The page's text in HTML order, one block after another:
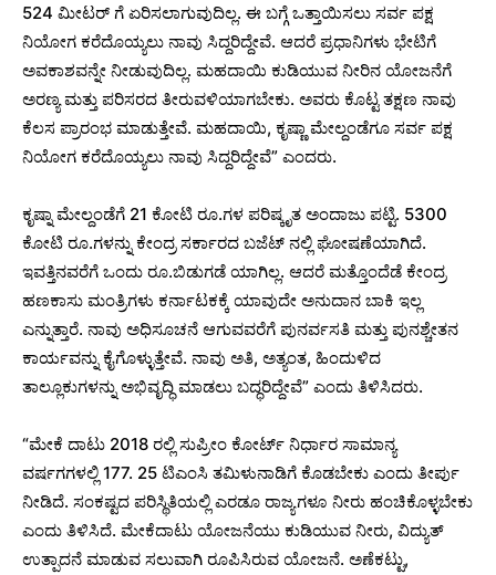
524 ಮೀಟರ್ ಗೆ ಏರಿಸಲಾಗುವುದಿಲ್ಲ. ಈ ಬಗ್ಗೆ ಒತ್ತಾಯಿಸಲು ಸರ್ವ ಪಕ್ಷ
ನಿಯೋಗ ಕರೆದೊಯ್ಯಲು ನಾವು ಸಿದ್ದರಿದ್ದೇವೆ. ಆದರೆ ಪ್ರಧಾನಿಗಳು ಭೇಟಿಗೆ
ಅವಕಾಶವನ್ನೇ ನೀಡುವುದಿಲ್ಲ. ಮಹದಾಯಿ ಕುಡಿಯುವ ನೀರಿನ ಯೋಜನೆಗೆ
ಅರಣ್ಯ ಮತ್ತು ಪರಿಸರದ ತೀರುವಳಿಯಾಗಬೇಕು. ಅವರು ಕೊಟ್ಟ ತಕ್ಷಣ ನಾವು
ಕೆಲಸ ಪ್ರಾರಂಭ ಮಾಡುತ್ತೇವೆ. ಮಹದಾಯಿ, ಕೃಷ್ಣಾ ಮೇಲ್ದಂಡೆಗೂ ಸರ್ವ ಪಕ್ಷ
ನಿಯೋಗ ಕರೆದೊಯ್ಯಲು ನಾವು ಸಿದ್ದರಿದ್ದೇವೆ” ಎಂದರು.
ಕೃಷ್ನಾ ಮೇಲ್ದಂಡೆಗೆ 21 ಕೋಟಿ ರೂ.ಗಳ ಪರಿಷ್ಕೃತ ಅಂದಾಜು ಪಟ್ಟಿ. 5300
ಕೋಟಿ ರೂ.ಗಳನ್ನು ಕೇಂದ್ರ ಸರ್ಕಾರದ ಬಜೆಟ್ ನಲ್ಲಿ ಘೋಷಣೆಯಾಗಿದೆ.
ಇವತ್ತಿನವರೆಗೆ ಒಂದು ರೂ.ಬಿಡುಗಡೆ ಯಾಗಿಲ್ಲ. ಆದರೆ ಮತ್ತೊಂದೆಡೆ ಕೇಂದ್ರ
ಹಣಕಾಸು ಮಂತ್ರಿಗಳು ಕರ್ನಾಟಕಕ್ಕೆ ಯಾವುದೇ ಅನುದಾನ ಬಾಕಿ ಇಲ್ಲ
ಎನ್ನುತ್ತಾರೆ. ನಾವು ಅಧಿಸೂಚನೆ ಆಗುವವರೆಗೆ ಪುನರ್ವಸತಿ ಮತ್ತು ಪುನಶ್ಚೇತನ
ಕಾರ್ಯವನ್ನು ಕೈಗೊಳ್ಳುತ್ತೇವೆ. ನಾವು ಅತಿ, ಅತ್ಯಂತ, ಹಿಂದುಳಿದ
ತಾಲ್ಲೂಕುಗಳನ್ನು ಅಭಿವೃದ್ಧಿ ಮಾಡಲು ಬದ್ಧರಿದ್ದೇವೆ” ಎಂದು ತಿಳಿಸಿದರು.
“ಮೇಕೆ ದಾಟು 2018 ರಲ್ಲಿ ಸುಪ್ರೀಂ ಕೋರ್ಟ್ ನಿರ್ಧಾರ ಸಾಮಾನ್ಯ
ವರ್ಷಗಗಳಲ್ಲಿ 177. 25 ಟಿಎಂಸಿ ತಮಿಳುನಾಡಿಗೆ ಕೊಡಬೇಕು ಎಂದು ತೀರ್ಪು
ನೀಡಿದೆ. ಸಂಕಷ್ಟದ ಪರಿಸ್ಥಿತಿಯಲ್ಲಿ ಎರಡೂ ರಾಜ್ಯಗಳೂ ನೀರು ಹಂಚಿಕೊಳ್ಳಬೇಕು
ಎಂದು ತಿಳಿಸಿದೆ. ಮೇಕೆದಾಟು ಯೋಜನೆಯು ಕುಡಿಯುವ ನೀರು, ವಿದ್ಯುತ್
ಉತ್ಪಾದನೆ ಮಾಡುವ ಸಲುವಾಗಿ ರೂಪಿಸಿರುವ ಯೋಜನೆ. ಅಣೆಕಟ್ಟು,